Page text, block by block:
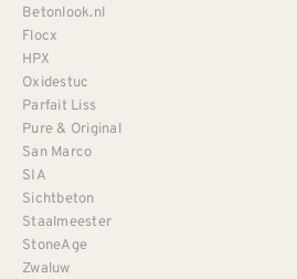
Betonlook.nl
Flocx
HPX
Oxidestuc
Parfait Liss
Pure & Original
San Marco
SIA
Sichtbeton
Staalmeester
StoneAge
Zwaluw